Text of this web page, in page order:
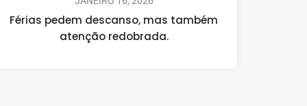
Férias pedem descanso, mas também
atenção redobrada.